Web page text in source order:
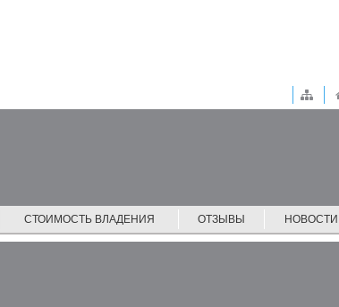
СТОИМОСТЬ ВЛАДЕНИЯ ОТЗЫВЫ НОВОСТИ